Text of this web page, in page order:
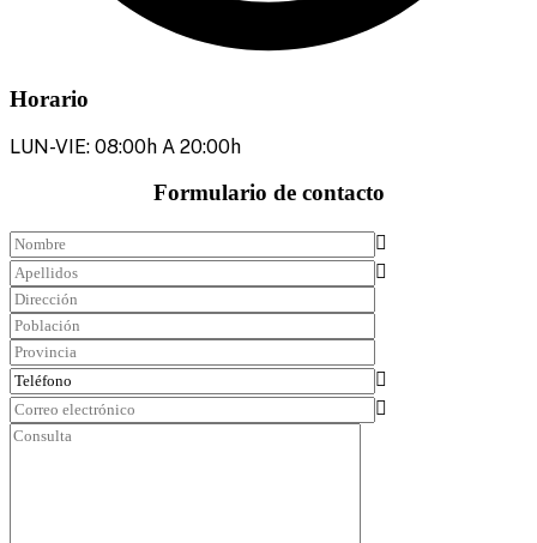
Horario
LUN-VIE: 08:00h A 20:00h
Formulario de contacto